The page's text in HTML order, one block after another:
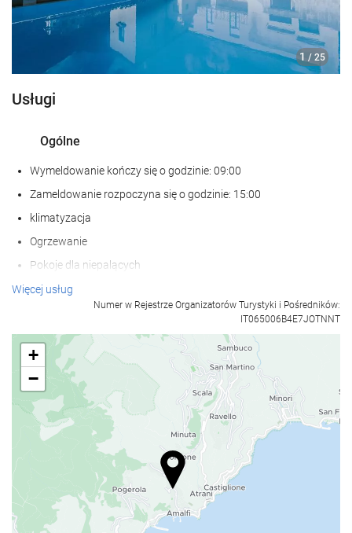
1 / 25
Usługi
Ogólne
Wymeldowanie kończy się o godzinie: 09:00
Zameldowanie rozpoczyna się o godzinie: 15:00
klimatyzacja
Ogrzewanie
Pokoje dla niepalących
Strefa dla palaczy
Zwierzęta nie są akceptowane
Basen
odkryty basen
Basen odkryty (sezonowy)
Heated swimming pool
basen bez krawędzi
Recepcja
Więcej usług
Numer w Rejestrze Organizatorów Turystyki i Pośredników:
IT065006B4E7JOTNNT
+
−